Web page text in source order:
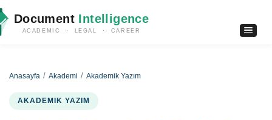
Document Intelligence
ACADEMIC · LEGAL · CAREER
Anasayfa Akademi Akademik Yazım
AKADEMIK YAZIM